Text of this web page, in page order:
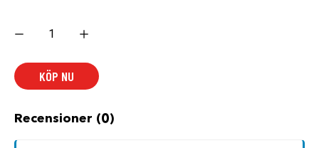
SEAL
KÖP NU
Recensioner (0)